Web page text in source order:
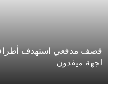
قصف مدفعي استهدف
لجهة ميفدون